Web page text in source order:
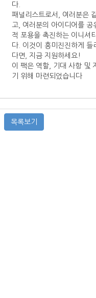
다.
패널리스트로서, 여러분은
고, 여러분의 아이디어를 공
적 포용을 촉진하는 이니셔
다. 이것이 흥미진진하게
다면, 지금 지원하세요!
이 팩은 역할, 기대 사항 및
기 위해 마련되었습니다
목록보기